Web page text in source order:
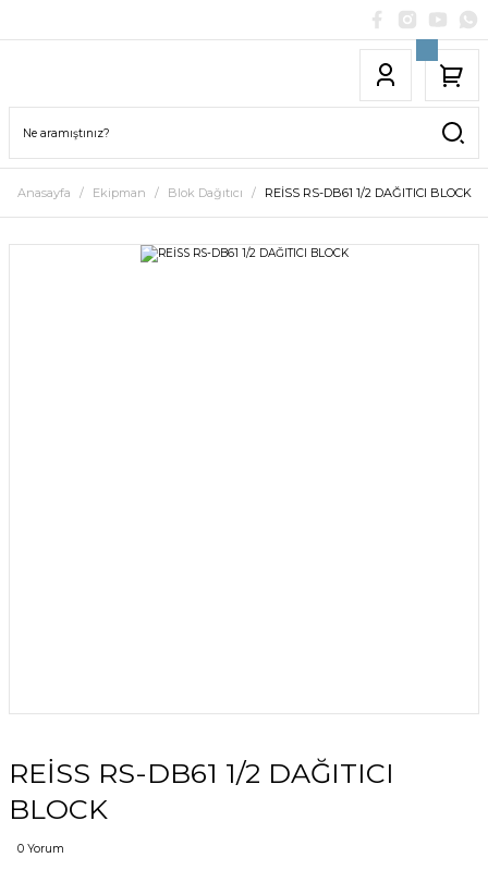
Anasayfa Ekipman Blok Dağıtıcı REİSS RS-DB61 1/2 DAĞITICI BLOCK
REİSS RS-DB61 1/2 DAĞITICI
BLOCK
0 Yorum